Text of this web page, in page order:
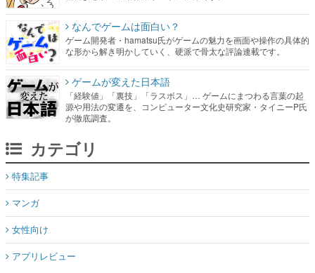
なんでゲームは面白い？
ゲーム開発者・hamatsu氏がゲームの魅力を画面や操作の具体的
な形から解き明かしていく、硬派で骨太な評論連載です。
ゲームが変えた日本語
「経験値」「裏技」「ラスボス」… ゲームにまつわる言葉の起
源や用法の変遷を、コンピューター文化史研究家・タイニーP氏
が徹底調査。
カテゴリ
特集記事
マンガ
女性向け
アプリレビュー